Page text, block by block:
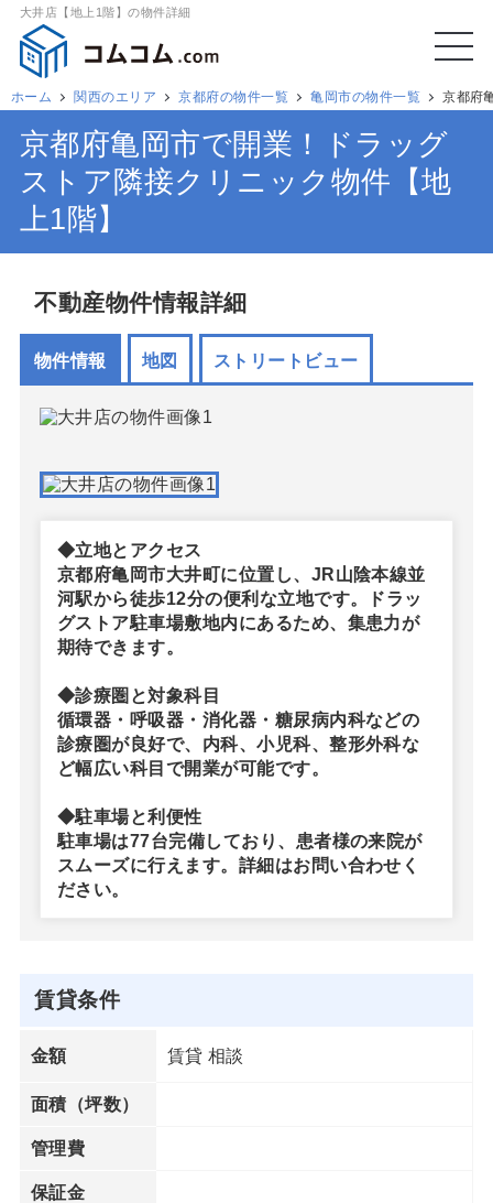
大井店【地上1階】の物件詳細
ホーム 関西のエリア 京都府の物件一覧 亀岡市の物件一覧 京都府
京都府亀岡市で開業！ドラッグ
ストア隣接クリニック物件【地
上1階】
不動産物件情報詳細
物件情報 地図 ストリートビュー
◆立地とアクセス
京都府亀岡市大井町に位置し、JR山陰本線並
河駅から徒歩12分の便利な立地です。ドラッ
グストア駐車場敷地内にあるため、集患力が
期待できます。
◆診療圏と対象科目
循環器・呼吸器・消化器・糖尿病内科などの
診療圏が良好で、内科、小児科、整形外科な
ど幅広い科目で開業が可能です。
◆駐車場と利便性
駐車場は77台完備しており、患者様の来院が
スムーズに行えます。詳細はお問い合わせく
ださい。
賃貸条件
金額 賃貸 相談
面積（坪数）
管理費
保証金